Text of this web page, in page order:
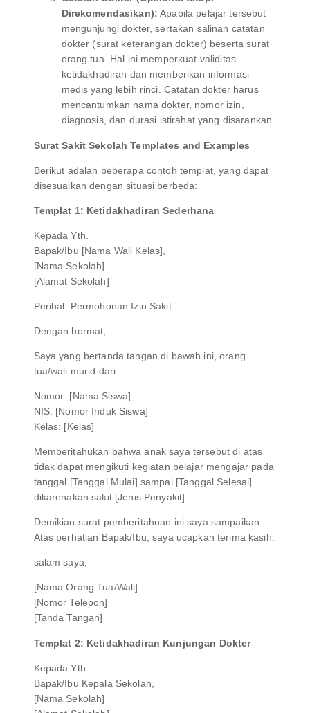
Direkomendasikan): Apabila pelajar tersebut
mengunjungi dokter, sertakan salinan catatan
dokter (surat keterangan dokter) beserta surat
orang tua. Hal ini memperkuat validitas
ketidakhadiran dan memberikan informasi
medis yang lebih rinci. Catatan dokter harus
mencantumkan nama dokter, nomor izin,
diagnosis, dan durasi istirahat yang disarankan.
Surat Sakit Sekolah Templates and Examples
Berikut adalah beberapa contoh templat, yang dapat
disesuaikan dengan situasi berbeda:
Templat 1: Ketidakhadiran Sederhana
Kepada Yth.
Bapak/Ibu [Nama Wali Kelas],
[Nama Sekolah]
[Alamat Sekolah]
Perihal: Permohonan Izin Sakit
Dengan hormat,
Saya yang bertanda tangan di bawah ini, orang
tua/wali murid dari:
Nomor: [Nama Siswa]
NIS: [Nomor Induk Siswa]
Kelas: [Kelas]
Memberitahukan bahwa anak saya tersebut di atas
tidak dapat mengikuti kegiatan belajar mengajar pada
tanggal [Tanggal Mulai] sampai [Tanggal Selesai]
dikarenakan sakit [Jenis Penyakit].
Demikian surat pemberitahuan ini saya sampaikan.
Atas perhatian Bapak/Ibu, saya ucapkan terima kasih.
salam saya,
[Nama Orang Tua/Wali]
[Nomor Telepon]
[Tanda Tangan]
Templat 2: Ketidakhadiran Kunjungan Dokter
Kepada Yth.
Bapak/Ibu Kepala Sekolah,
[Nama Sekolah]